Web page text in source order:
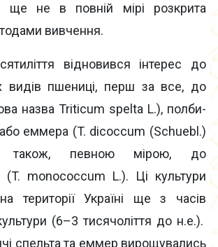
ще не в повній мірі розкрита
вивчення.
відновився інтерес до
видів пшениці, перш за все, до
назва Triticum spelta L.), полби-
еммера (T. dicoccum (Schuebl.)
також, певною мірою, до
(T. monococcum L.). Ці культури
території Україні ще з часів
(6–3 тисячоліття до н.е.).
спельта та еммер вирощувались